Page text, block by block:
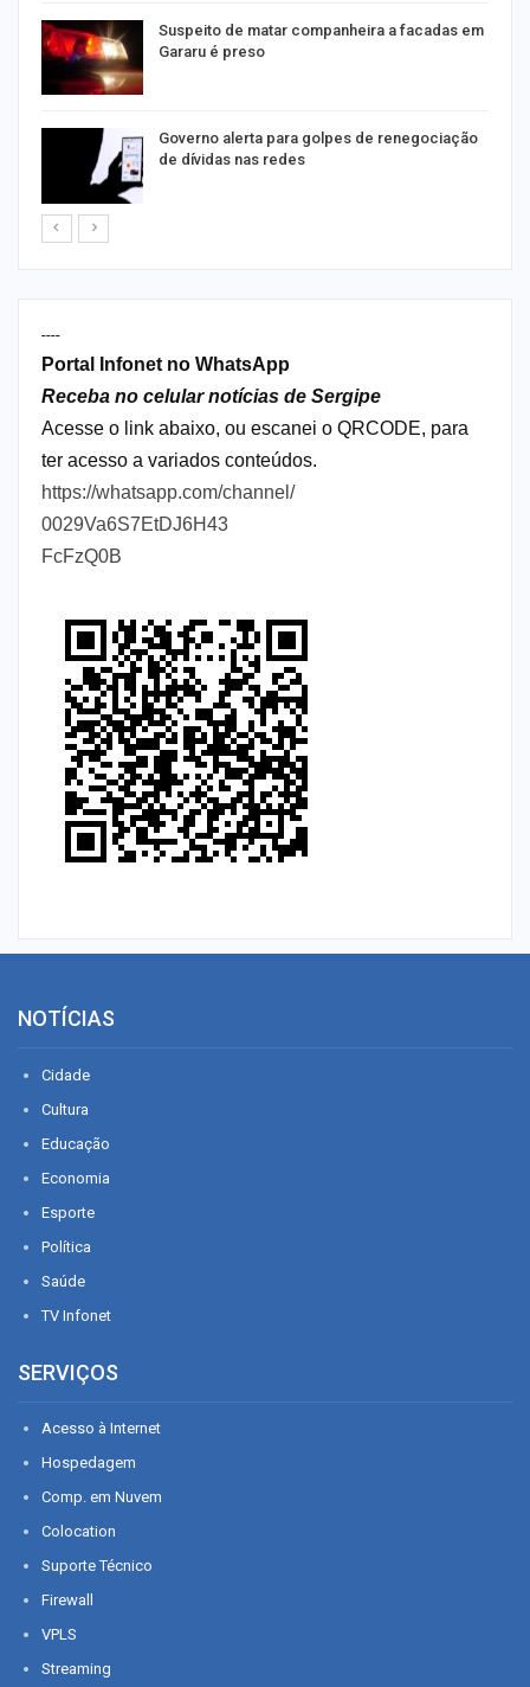
Suspeito de matar companheira a facadas em
Gararu é preso
Governo alerta para golpes de renegociação
de dívidas nas redes
----
Portal Infonet no WhatsApp
Receba no celular notícias de Sergipe
Acesse o link abaixo, ou escanei o QRCODE, para
ter acesso a variados conteúdos.
https://whatsapp.com/channel/
0029Va6S7EtDJ6H43
FcFzQ0B
NOTÍCIAS
Cidade
Cultura
Educação
Economia
Esporte
Política
Saúde
TV Infonet
SERVIÇOS
Acesso à Internet
Hospedagem
Comp. em Nuvem
Colocation
Suporte Técnico
Firewall
VPLS
Streaming